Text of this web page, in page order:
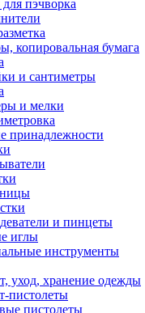
пэчворка
копировальная бумага
и сантиметры
и мелки
принадлежности
и пинцеты
иглы
инструменты
уход, хранение одежды
пистолеты
пистолеты